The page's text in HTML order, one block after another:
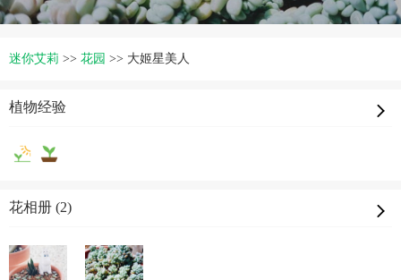
迷你艾莉 >> 花园 >> 大姬星美人
植物经验
花相册 (2)